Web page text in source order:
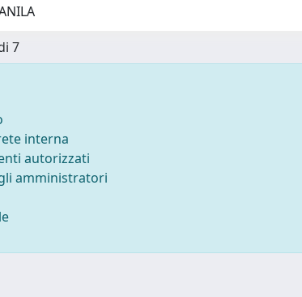
7
interna
autorizzati
amministratori